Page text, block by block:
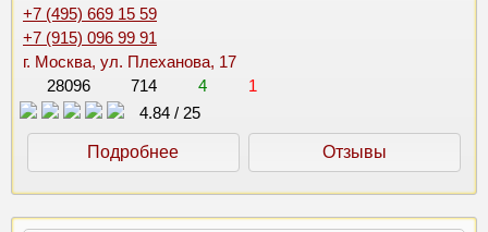
+7 (495) 669 15 59
+7 (915) 096 99 91
г. Москва, ул. Плеханова, 17
28096
714 4
1
4.84 / 25
Подробнее Отзывы